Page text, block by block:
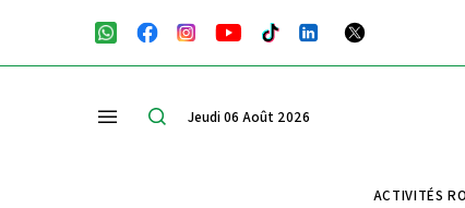
Jeudi 06 Août 2026
ACTIVITÉS